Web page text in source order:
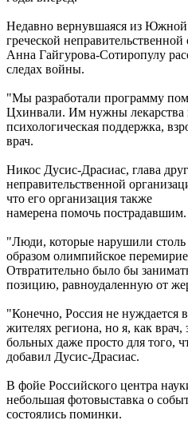
Недавно вернувшаяся из Южной
греческой
Анна Гайгурова-Сотиропулу
следах войны.
"Мы разработали программу
Цхинвали. Им нужны лекарства
психологическая поддержка,
врач.
Никос Дусис-Драсиас, глава
неправительственной
что его организация также
намерена помочь пострадавшим.
"Люди, которые нарушили
образом олимпийское
Отвратительно было бы
позицию, равноудаленную от
"Конечно, Россия не нуждается
жителях региона, но я, как
больных даже просто для того,
добавил Дусис-Драсиас.
В фойе Российского центра
небольшая фотовыставка о
состоялись поминки.